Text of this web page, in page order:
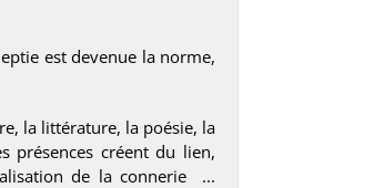
est devenue la norme,
la littérature, la poésie, la
présences créent du lien,
de la connerie ...